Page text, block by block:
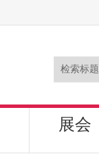
展会